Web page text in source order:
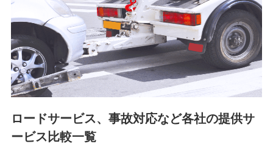
退職関連処理等の各種手続きのため、当社と従業員または従
業員同士の連絡のため
8.取引先個人情報
取引先としての選定業務、営業情報の提供業務、契約締結手
続き業務、取引管理業務、およびこれらに準ずる業務の遂行
のため
9.お問い合わせ情報
各種お問い合わせに対応するため
ロードサービス、事故対応など各社の提供サ
ービス比較一覧